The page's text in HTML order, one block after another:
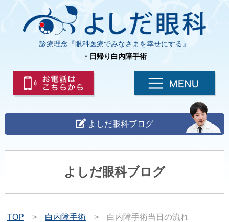
診療理念『眼科医療でみなさまを幸せにする』
・日帰り白内障手術
よしだ眼科ブログ
よしだ眼科ブログ
TOP > 白内障手術> 白内障手術当日の流れ